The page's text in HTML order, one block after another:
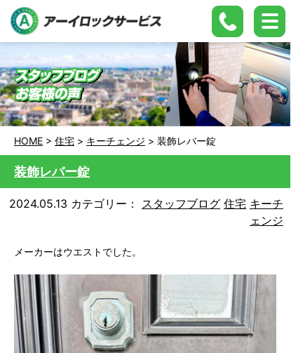
HOME > 住宅 > キーチェンジ > 装飾レバー錠
装飾レバー錠
2024.05.13 カテゴリー： スタッフブログ 住宅 キーチ
ェンジ
メーカーはウエストでした。